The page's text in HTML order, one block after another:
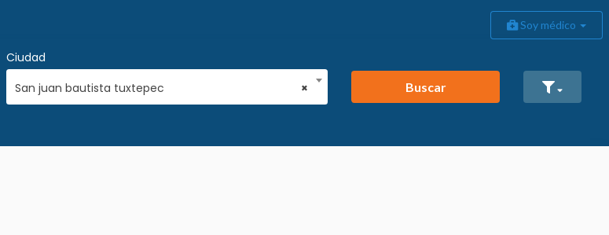
Soy médico
Ciudad
×
San juan bautista tuxtepec Buscar